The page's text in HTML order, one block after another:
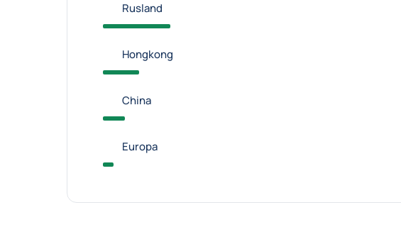
Rusland
Hongkong
China
Europa